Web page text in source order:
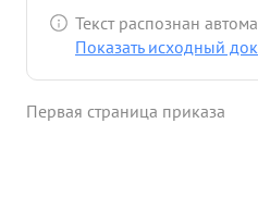
области во 2-м батальоне
момент боях когда 5-я
примером восстановить
Текст распознан
Показать исходный
Первая страница приказа